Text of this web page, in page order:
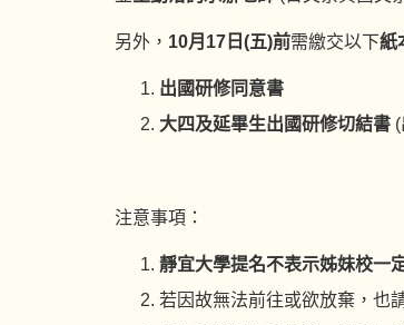
另外， 10月17日(五)前需繳交以下紙
出國研修同意書
大四及延畢生出國研修切結書
注意事項：
靜宜大學提名不表示姊妹校一
若因故無法前往或欲放棄，也